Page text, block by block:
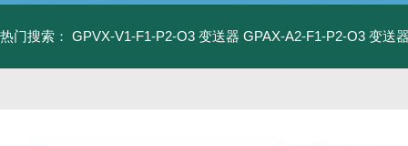
热门搜索： GPVX-V1-F1-P2-O3 变送器 GPAX-A2-F1-P2-O3 变送